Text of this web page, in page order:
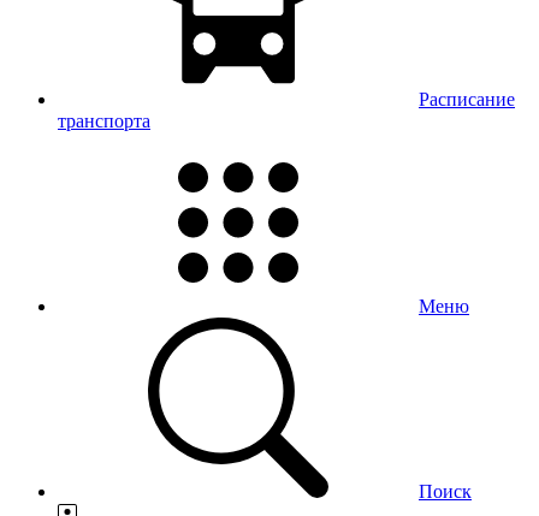
Расписание
транспорта
Меню
Поиск